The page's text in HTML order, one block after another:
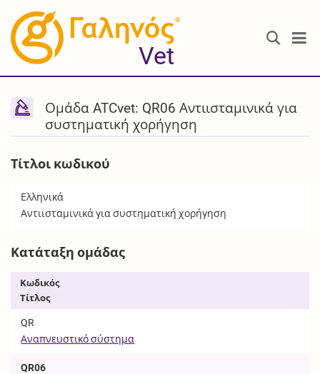
®
Vet
Ομάδα ATCvet: QR06 Αντιισταμινικά για
συστηματική χορήγηση
Τίτλοι κωδικού
Ελληνικά
Αντιισταμινικά για συστηματική χορήγηση
Κατάταξη ομάδας
Κωδικός
Τίτλος
QR
Αναπνευστικό σύστημα
QR06